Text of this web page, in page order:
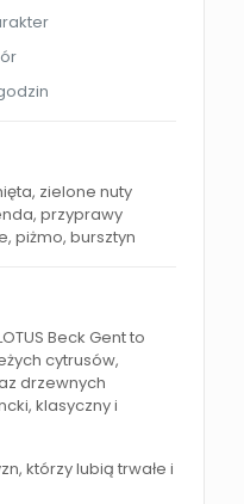
zielone nuty
przyprawy
piżmo, bursztyn
Beck Gent to
cytrusów,
drzewnych
klasyczny i
którzy lubią trwałe i